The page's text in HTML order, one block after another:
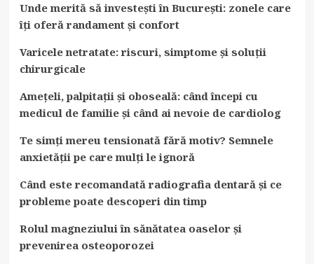
Unde merită să investești în București: zonele care
îți oferă randament și confort
Varicele netratate: riscuri, simptome și soluții
chirurgicale
Amețeli, palpitații și oboseală: când începi cu
medicul de familie și când ai nevoie de cardiolog
Te simți mereu tensionată fără motiv? Semnele
anxietății pe care mulți le ignoră
Când este recomandată radiografia dentară și ce
probleme poate descoperi din timp
Rolul magneziului în sănătatea oaselor și
prevenirea osteoporozei